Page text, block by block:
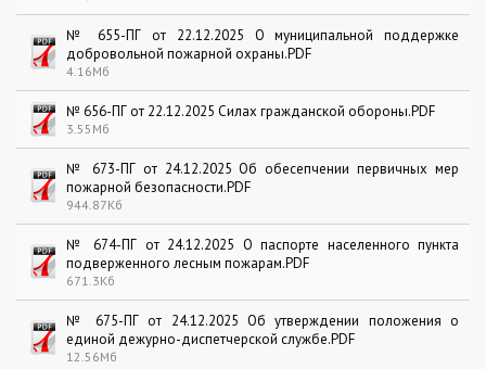
№ 655-ПГ от 22.12.2025 О муниципальной поддержке
добровольной пожарной охраны.PDF
4.16Мб
№ 656-ПГ от 22.12.2025 Силах гражданской обороны.PDF
3.55Мб
№ 673-ПГ от 24.12.2025 Об обесепчении первичных мер
пожарной безопасности.PDF
944.87Кб
№ 674-ПГ от 24.12.2025 О паспорте населенного пункта
подверженного лесным пожарам.PDF
671.3Кб
№ 675-ПГ от 24.12.2025 Об утверждении положения о
единой дежурно-диспетчерской службе.PDF
12.56Мб